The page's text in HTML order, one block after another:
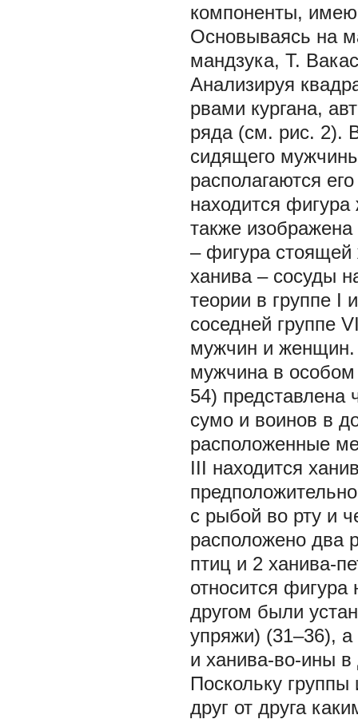
компоненты,
Основываясь на
мандзука, Т.
Анализируя
рвами кургана,
ряда (см. рис. 2).
сидящего
располагаются
находится
также
– фигура
ханива – сосуды
теории в группе I
соседней группе
мужчин и женщин.
мужчина в
54)
сумо и воинов в
расположенные
III находится
с рыбой во рту и
расположено два
птиц и 2 ханива-
относится
другом были
упряжи) (31–36),
и ханива-во-ины
Поскольку
друг от друга